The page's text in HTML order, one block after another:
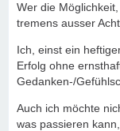
Wer die
tremens ausser
Ich, einst ein
Erfolg ohne
Gedanken-/
Auch ich möchte
was passieren